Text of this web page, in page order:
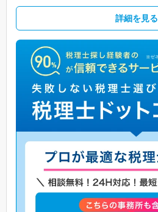
詳細を見る